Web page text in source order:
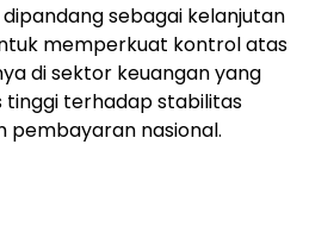
sebagai kelanjutan
memperkuat kontrol atas
di sektor keuangan yang
tinggi terhadap stabilitas
pembayaran nasional.